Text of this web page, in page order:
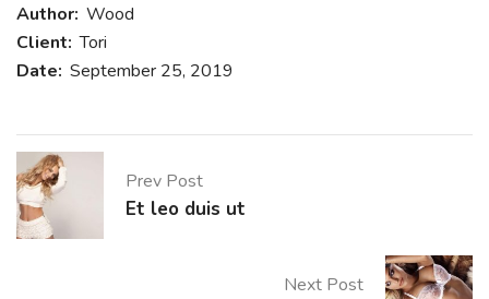
Author: Wood
Client: Tori
Date: September 25, 2019
Prev Post
Et leo duis ut
Next Post